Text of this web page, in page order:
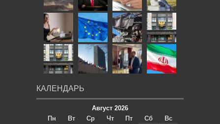
КАЛЕНДАРЬ
Август 2026
Пн
Вт Ср Чт Пт Сб
Вс